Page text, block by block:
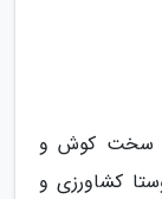
سخت کوش و
کشاورزی و